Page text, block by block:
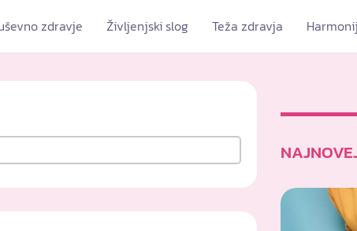
zdravje Življenjski slog Teža zdravja